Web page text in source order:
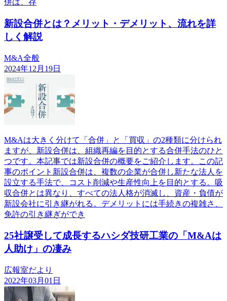
併は、存
新設合併とは？メリット・デメリット、流れを詳
しく解説
M&A全般
2024年12月19日
M&Aは大きく分けて「合併」と「買収」の2種類に分けられ
ますが、新設合併は、組織再編を目的とする合併手法のひと
つです。本記事では新設合併の概要をご紹介します。この記
事のポイント新設合併は、複数の企業が合併し新たな法人を
設立する手法で、コスト削減や生産性向上を目的とする。吸
収合併とは異なり、すべての法人格が消滅し、資産・負債が
新設会社に引き継がれる。デメリットには手続きの複雑さ、
免許の引き継ぎができ
25社譲受して成長するハシダ技研工業の「M&Aは
人助け」の凄み
広報室だより
2022年03月01日